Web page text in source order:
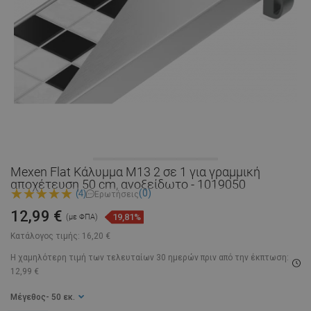
Mexen Flat Κάλυμμα M13 2 σε 1 για γραμμική
αποχέτευση 50 cm, ανοξείδωτο - 1019050
(4) Ερωτήσεις(0)
Κατάλογος τιμής: 16,20 €
12,99 € (με ΦΠΑ) 19,81%
Η χαμηλότερη τιμή των τελευταίων 30 ημερών πριν από την έκπτωση:
12,99 €
Μέγεθος - 50 εκ.